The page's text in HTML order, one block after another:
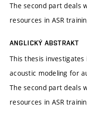
The second part deals
resources in ASR
ANGLICKÝ ABSTRAKT
This thesis
acoustic modeling for
The second part deals
resources in ASR